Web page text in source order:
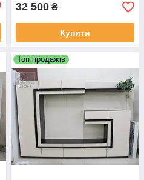
32 500 ₴
Купити
Топ продажів